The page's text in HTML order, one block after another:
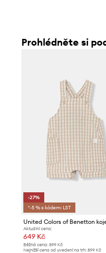
Prohlédněte si
-27%
*-5 % s kódem: LST
Aktuální cena:
649 Kč
Běžná cena: 899 Kč
Nejnižší cena od uvedení na trh: 899 Kč